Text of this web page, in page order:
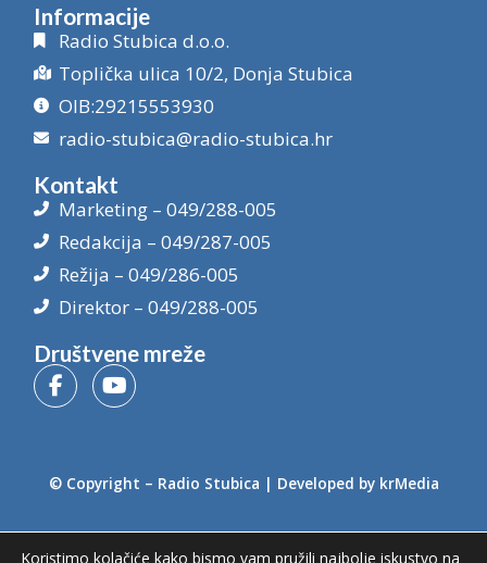
Informacije
Radio Stubica d.o.o.
Toplička ulica 10/2, Donja Stubica
OIB:29215553930
radio-stubica@radio-stubica.hr
Kontakt
Marketing – 049/288-005
Redakcija – 049/287-005
Režija – 049/286-005
Direktor – 049/288-005
Društvene mreže
© Copyright – Radio Stubica | Developed by krMedia
Koristimo kolačiće kako bismo vam pružili najbolje iskustvo na